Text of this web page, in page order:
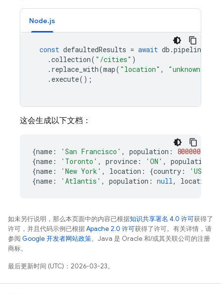
Node.js
const defaultedResults = await db .pipeline
.collection( "/cities" )
. replace_with(map( "location" , "unknown"
. execute();
这会生成以下文档：
{name : 'San Francisco' , population : 800000
{name : 'Toronto' , province : 'ON' , population
{name : 'New York' , location : {country : 'USA'
{name : 'Atlantis' , population : null, location
如未另行说明，那么本页面中的内容已根据知识共享署名 4.0 许可获得了
许可，并且代码示例已根据Apache 2.0 许可获得了许可。有关详情，请
参阅 Google 开发者网站政策。Java 是 Oracle 和/或其关联公司的注册
商标。
最后更新时间 (UTC)：2026-03-23。